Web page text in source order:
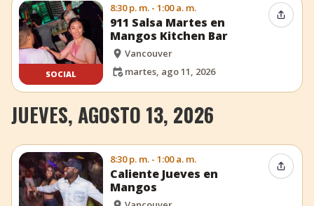
SOCIAL
8:30 p. m. - 1:00 a. m.
911 Salsa Martes en
Mangos Kitchen Bar
Vancouver
martes, ago 11, 2026
JUEVES, AGOSTO 13, 2026
8:30 p. m. - 1:00 a. m.
Caliente Jueves en
Mangos